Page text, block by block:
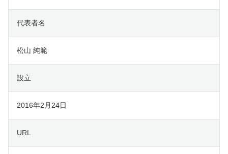
代表者名
松山 純範
設立
2016年2月24日
URL